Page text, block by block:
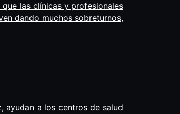
las clínicas y profesionales
dando muchos sobreturnos,
ayudan a los centros de salud